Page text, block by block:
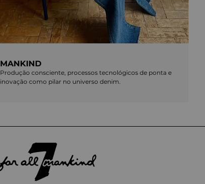
MANKIND
Produção consciente, processos tecnológicos de ponta e
inovação como pilar no universo denim.